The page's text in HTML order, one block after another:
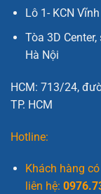
Lô 1- KCN
Tòa 3D
Hà Nội
HCM: 713/24,
TP. HCM
Hotline:
Khách hàng
liên hệ: